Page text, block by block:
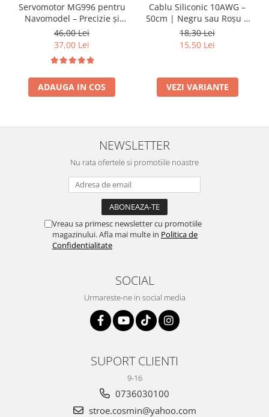
Servomotor MG996 pentru
Navomodel – Precizie și
Durabilitate RC
46,00 Lei
37,00 Lei
ADAUGA IN COS
Cablu Siliconic 10AWG –
50cm | Negru sau Roșu |
Rezistent 200°C
18,30 Lei
15,50 Lei
VEZI VARIANTE
NEWSLETTER
Nu rata ofertele si promotiile noastre
Vreau sa primesc newsletter cu promotiile
magazinului. Afla mai multe in Politica de
Confidentialitate
SOCIAL
Urmareste-ne in social media
SUPORT CLIENTI
9-16
0736030100
stroe.cosmin@yahoo.com